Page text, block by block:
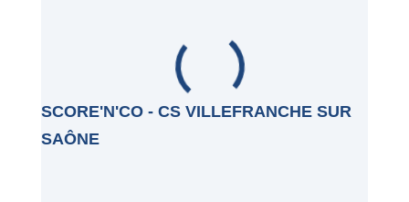
SCORE'N'CO - CS VILLEFRANCHE SUR
SAÔNE